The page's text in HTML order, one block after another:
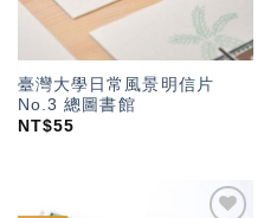
臺灣大學日常風景明信片
No.3 總圖書館
NT$55